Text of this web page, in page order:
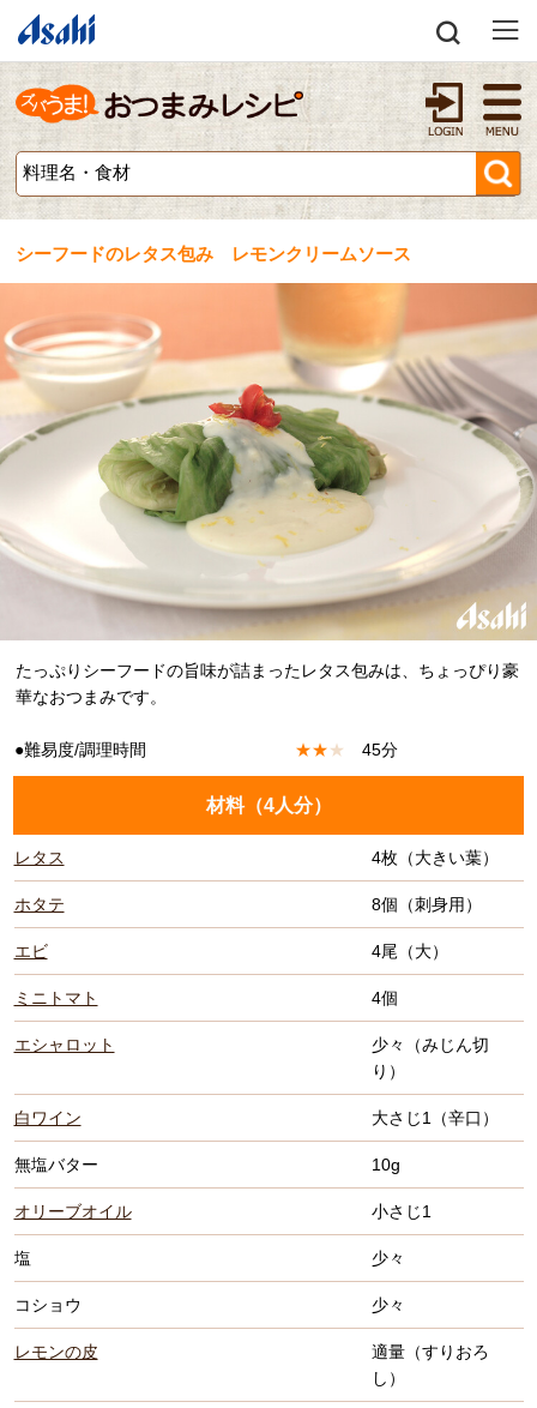
シーフードのレタス包み レモンクリームソース
たっぷりシーフードの旨味が詰まったレタス包みは、ちょっぴり豪
華なおつまみです。
●難易度/調理時間 ★★★ 45分
材料（4人分）
レタス 4枚（大きい葉）
ホタテ 8個（刺身用）
エビ 4尾（大）
ミニトマト 4個
エシャロット
少々（みじん切
り）
白ワイン 大さじ1（辛口）
無塩バター 10g
オリーブオイル 小さじ1
塩 少々
コショウ 少々
レモンの皮
適量（すりおろ
し）